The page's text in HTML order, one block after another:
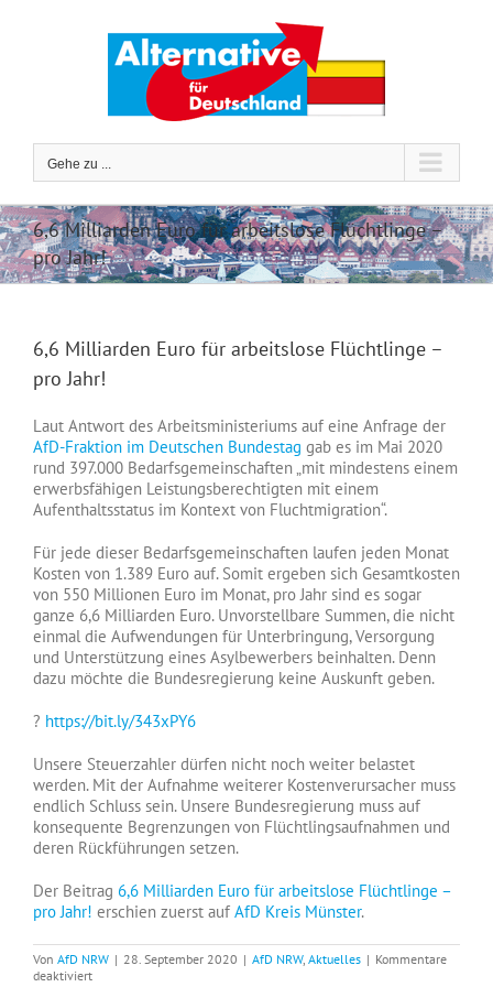
Gehe zu ...
6,6 Milliarden Euro für arbeitslose Flüchtlinge –
pro Jahr!
6,6 Milliarden Euro für arbeitslose Flüchtlinge –
pro Jahr!
Laut Antwort des Arbeitsministeriums auf eine Anfrage der
AfD-Fraktion im Deutschen Bundestag gab es im Mai 2020
rund 397.000 Bedarfsgemeinschaften „mit mindestens einem
erwerbsfähigen Leistungsberechtigten mit einem
Aufenthaltsstatus im Kontext von Fluchtmigration“.
Für jede dieser Bedarfsgemeinschaften laufen jeden Monat
Kosten von 1.389 Euro auf. Somit ergeben sich Gesamtkosten
von 550 Millionen Euro im Monat, pro Jahr sind es sogar
ganze 6,6 Milliarden Euro. Unvorstellbare Summen, die nicht
einmal die Aufwendungen für Unterbringung, Versorgung
und Unterstützung eines Asylbewerbers beinhalten. Denn
dazu möchte die Bundesregierung keine Auskunft geben.
? https://bit.ly/343xPY6
Unsere Steuerzahler dürfen nicht noch weiter belastet
werden. Mit der Aufnahme weiterer Kostenverursacher muss
endlich Schluss sein. Unsere Bundesregierung muss auf
konsequente Begrenzungen von Flüchtlingsaufnahmen und
deren Rückführungen setzen.
Der Beitrag 6,6 Milliarden Euro für arbeitslose Flüchtlinge –
pro Jahr! erschien zuerst auf AfD Kreis Münster.
Von AfD NRW | 28. September 2020 | AfD NRW, Aktuelles | Kommentare
deaktiviertfür